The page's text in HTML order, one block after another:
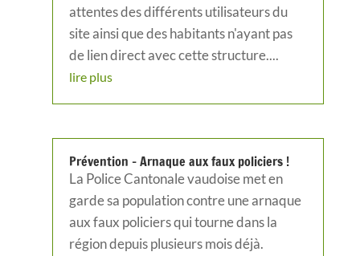
attentes des différents utilisateurs du
site ainsi que des habitants n'ayant pas
de lien direct avec cette structure....
lire plus
Prévention – Arnaque aux faux policiers !
La Police Cantonale vaudoise met en
garde sa population contre une arnaque
aux faux policiers qui tourne dans la
région depuis plusieurs mois déjà.